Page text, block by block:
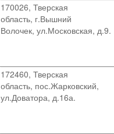
170026, Тверская
область, г.Вышний
Волочек, ул.Московская, д.9.
172460, Тверская
область, пос.Жарковский,
ул.Доватора, д.16а.